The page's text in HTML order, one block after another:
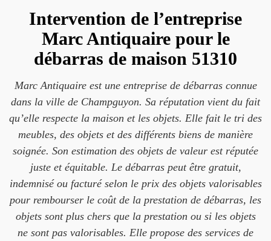
Intervention de l’entreprise
Marc Antiquaire pour le
débarras de maison 51310
Marc Antiquaire est une entreprise de débarras connue
dans la ville de Champguyon. Sa réputation vient du fait
qu’elle respecte la maison et les objets. Elle fait le tri des
meubles, des objets et des différents biens de manière
soignée. Son estimation des objets de valeur est réputée
juste et équitable. Le débarras peut être gratuit,
indemnisé ou facturé selon le prix des objets valorisables
pour rembourser le coût de la prestation de débarras, les
objets sont plus chers que la prestation ou si les objets
ne sont pas valorisables. Elle propose des services de